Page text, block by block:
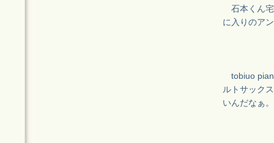
石本くん宅
に入りのア
tobiuo
ルトサック
いんだなぁ。